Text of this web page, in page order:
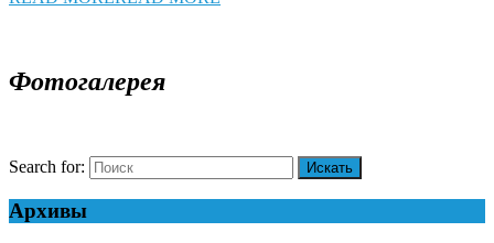
Фотогалерея
Search for:
Архивы